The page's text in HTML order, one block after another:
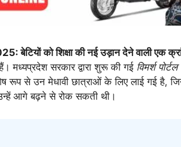
को शिक्षा की नई उड़ान देने वाली एक
मध्यप्रदेश सरकार द्वारा शुरू की गई विमर्श
रूप से उन मेधावी छात्राओं के लिए लाई गई है,
आगे बढ़ने से रोक सकती थी।